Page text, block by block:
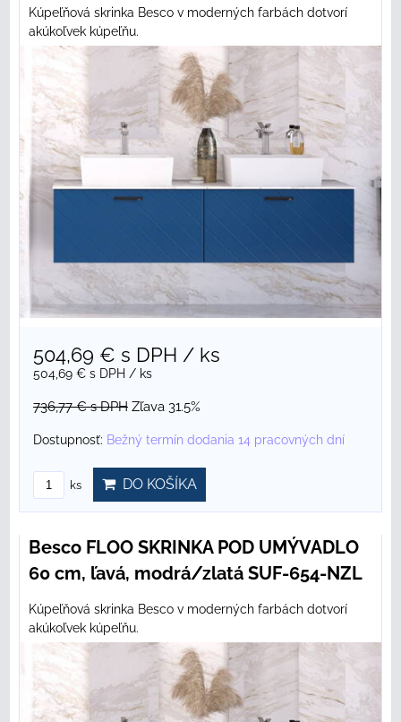
Kúpeľňová skrinka Besco v moderných farbách dotvorí
akúkoľvek kúpeľňu.
504,69 € s DPH / ks
504,69 € s DPH / ks
736,77 €s DPH Zľava 31.5%
Dostupnosť: Bežný termín dodania 14 pracovných dní
ks DO KOŠÍKA
Besco FLOO SKRINKA POD UMÝVADLO
60 cm, ľavá, modrá/zlatá SUF-654-NZL
Kúpeľňová skrinka Besco v moderných farbách dotvorí
akúkoľvek kúpeľňu.